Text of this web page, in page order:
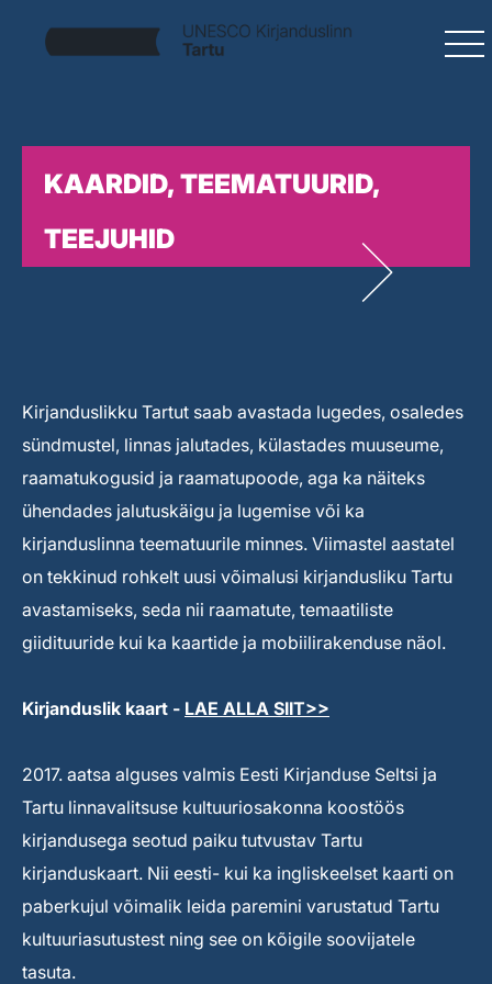
KAARDID, TEEMATUURID,
TEEJUHID
Kirjanduslikku Tartut saab avastada lugedes, osaledes
sündmustel, linnas jalutades, külastades muuseume,
raamatukogusid ja raamatupoode, aga ka näiteks
ühendades jalutuskäigu ja lugemise või ka
kirjanduslinna teematuurile minnes. Viimastel aastatel
on tekkinud rohkelt uusi võimalusi kirjandusliku Tartu
avastamiseks, seda nii raamatute, temaatiliste
giidituuride kui ka kaartide ja mobiilirakenduse näol.
Kirjanduslik kaart - LAE ALLA SIIT>>
2017. aatsa alguses valmis Eesti Kirjanduse Seltsi ja
Tartu linnavalitsuse kultuuriosakonna koostöös
kirjandusega seotud paiku tutvustav Tartu
kirjanduskaart. Nii eesti- kui ka ingliskeelset kaarti on
paberkujul võimalik leida paremini varustatud Tartu
kultuuriasutustest ning see on kõigile soovijatele
tasuta.